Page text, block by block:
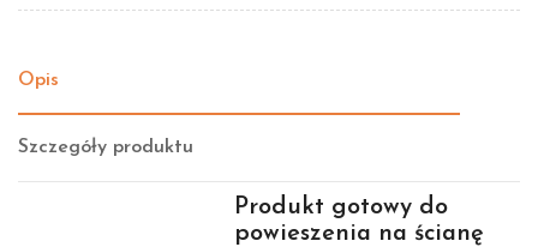
Opis
Szczegóły produktu
Produkt gotowy do
powieszenia na ścianę